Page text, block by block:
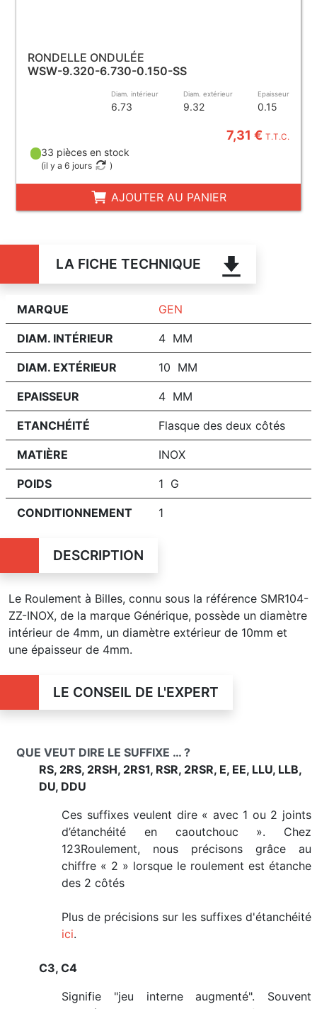
RONDELLE ONDULÉE
WSW-9.320-6.730-0.150-SS
Diam. intérieur
6.73
Diam. extérieur
9.32
Epaisseur
0.15
7,31 €T.T.C.
33 pièces en stock
(il y a 6 jours )
AJOUTER AU PANIER
LA FICHE TECHNIQUE
MARQUE GEN
DIAM. INTÉRIEUR 4 MM
DIAM. EXTÉRIEUR 10 MM
EPAISSEUR 4 MM
ETANCHÉITÉ Flasque des deux côtés
MATIÈRE INOX
POIDS 1 G
CONDITIONNEMENT 1
DESCRIPTION
Le Roulement à Billes, connu sous la référence SMR104-
ZZ-INOX, de la marque Générique, possède un diamètre
intérieur de 4mm, un diamètre extérieur de 10mm et
une épaisseur de 4mm.
LE CONSEIL DE L'EXPERT
QUE VEUT DIRE LE SUFFIXE … ?
RS, 2RS, 2RSH, 2RS1, RSR, 2RSR, E, EE, LLU, LLB,
DU, DDU
Ces suffixes veulent dire « avec 1 ou 2 joints
d’étanchéité en caoutchouc ». Chez
123Roulement, nous précisons grâce au
chiffre « 2 » lorsque le roulement est étanche
des 2 côtés
Plus de précisions sur les suffixes d'étanchéité
ici.
C3, C4
Signifie "jeu interne augmenté". Souvent